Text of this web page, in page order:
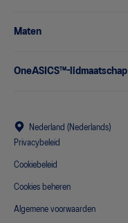
Maten
OneASICS™-lidmaatschap
Nederland (Nederlands)
Privacybeleid
Cookiebeleid
Cookies beheren
Algemene voorwaarden